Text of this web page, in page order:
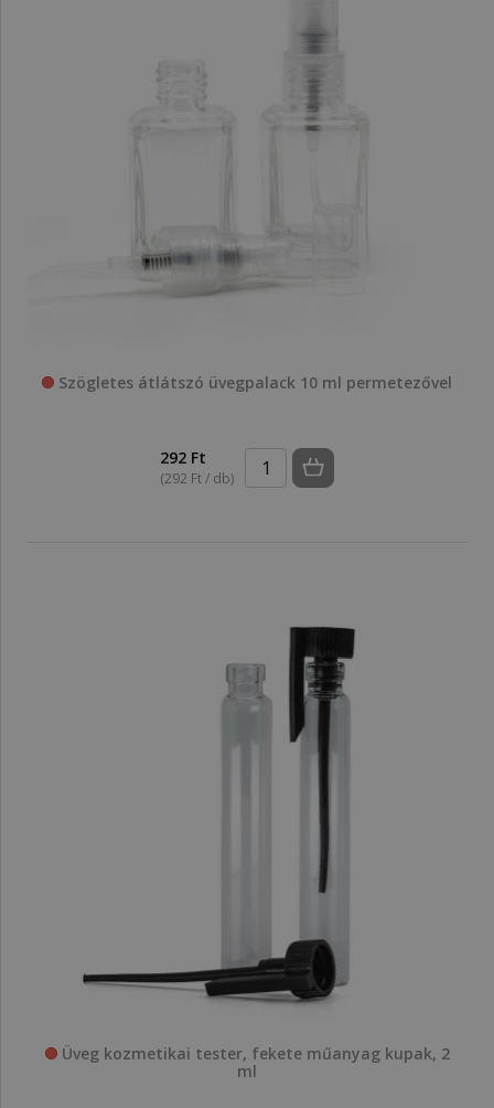
Szögletes átlátszó üvegpalack 10 ml permetezővel
292 Ft
(292 Ft / db)
Üveg kozmetikai tester, fekete műanyag kupak, 2
ml